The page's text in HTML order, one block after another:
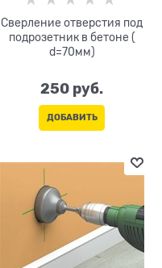
Сверление отверстия под
подрозетник в бетоне (
d=70мм)
250 руб.
ДОБАВИТЬ